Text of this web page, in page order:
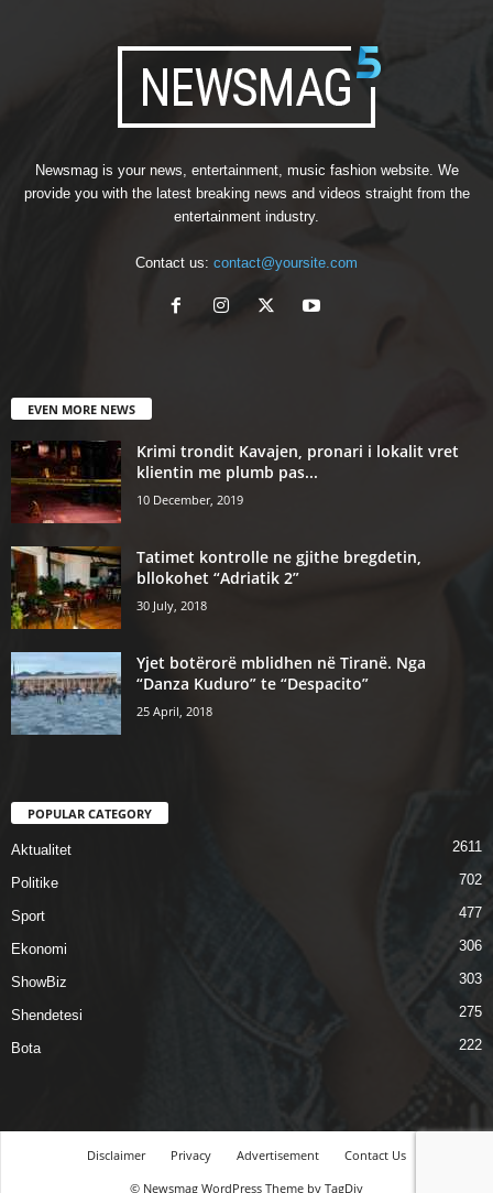
Newsmag is your news, entertainment, music fashion website. We
provide you with the latest breaking news and videos straight from the
entertainment industry.
Contact us: contact@yoursite.com
EVEN MORE NEWS
Krimi trondit Kavajen, pronari i lokalit vret
klientin me plumb pas...
10 December, 2019
Tatimet kontrolle ne gjithe bregdetin,
bllokohet “Adriatik 2”
30 July, 2018
Yjet botërorë mblidhen në Tiranë. Nga
“Danza Kuduro” te “Despacito”
25 April, 2018
POPULAR CATEGORY
Aktualitet 2611
Politike 702
Sport 477
Ekonomi 306
ShowBiz 303
Shendetesi 275
Bota 222
Disclaimer Privacy Advertisement
Contact Us
© Newsmag WordPress Theme by TagDiv